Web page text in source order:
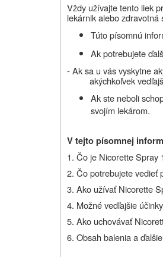
Vždy užívajte tento liek
lekárnik alebo zdravotná
Túto písomnú
Ak potrebujete
- Ak sa u vás vyskytne
akýchkoľvek
Ak ste neboli
svojím lekárom.
V tejto písomnej
1. Čo je Nicorette Spray
2. Čo potrebujete vedieť
3. Ako užívať Nicorette
4. Možné vedľajšie účinky
5. Ako uchovávať
6. Obsah balenia a